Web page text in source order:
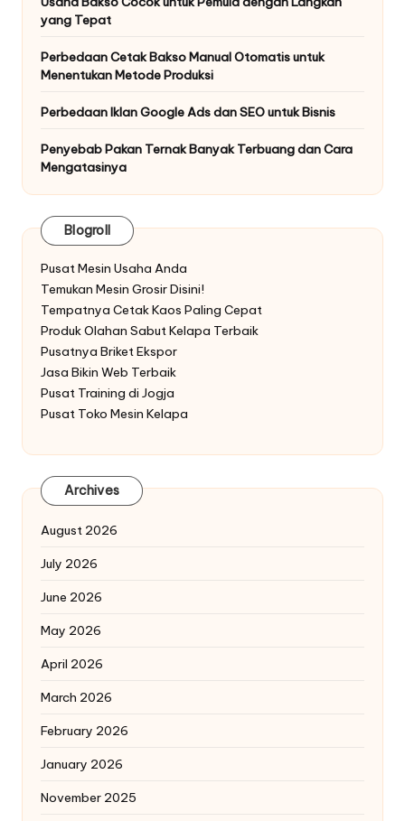
yang Tepat
Perbedaan Cetak Bakso Manual Otomatis untuk
Menentukan Metode Produksi
Perbedaan Iklan Google Ads dan SEO untuk Bisnis
Penyebab Pakan Ternak Banyak Terbuang dan Cara
Mengatasinya
Blogroll
Pusat Mesin Usaha Anda
Temukan Mesin Grosir Disini!
Tempatnya Cetak Kaos Paling Cepat
Produk Olahan Sabut Kelapa Terbaik
Pusatnya Briket Ekspor
Jasa Bikin Web Terbaik
Pusat Training di Jogja
Pusat Toko Mesin Kelapa
Archives
August 2026
July 2026
June 2026
May 2026
April 2026
March 2026
February 2026
January 2026
November 2025